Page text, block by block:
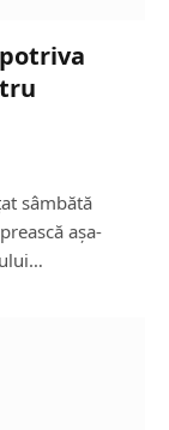
sâmbătă
așa-